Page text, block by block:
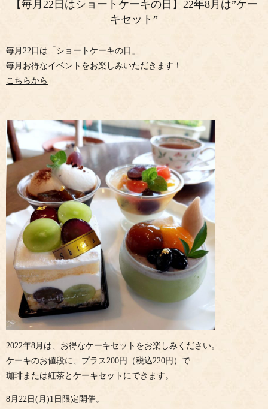
【毎月22日はショートケーキの日】22年8月は”ケー
キセット”
毎月22日は「ショートケーキの日」
毎月お得なイベントをお楽しみいただきます！
こちらから
2022年8月は、お得なケーキセットをお楽しみください。
ケーキのお値段に、プラス200円（税込220円）で
珈琲または紅茶とケーキセットにできます。
8月22日(月)1日限定開催。